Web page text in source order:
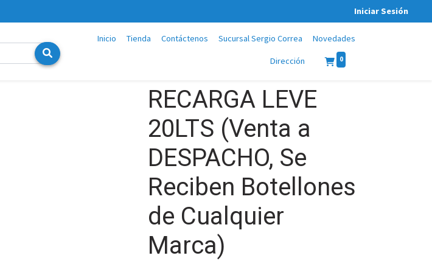
Iniciar Sesión
Inicio Tienda Contáctenos Sucursal Sergio Correa Novedades
Dirección 0
RECARGA LEVE
20LTS (Venta a
DESPACHO, Se
Reciben Botellones
de Cualquier
Marca)